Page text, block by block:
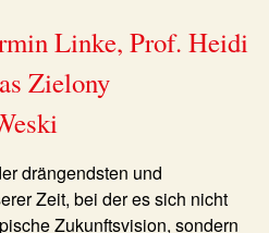
Linke, Prof. Heidi
Zielony
drängendsten und
Zeit, bei der es sich nicht
Zukunftsvision, sondern